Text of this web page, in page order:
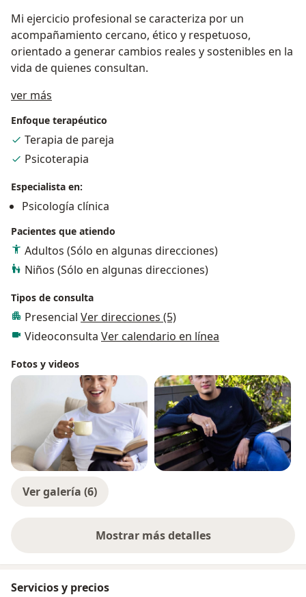
Mi ejercicio profesional se caracteriza por un
acompañamiento cercano, ético y respetuoso,
orientado a generar cambios reales y sostenibles en la
vida de quienes consultan.
ver más
Enfoque terapéutico
Terapia de pareja
Psicoterapia
Especialista en:
Psicología clínica
Pacientes que atiendo
Adultos (Sólo en algunas direcciones)
Niños (Sólo en algunas direcciones)
Tipos de consulta
Presencial Ver direcciones (5)
Videoconsulta Ver calendario en línea
Fotos y videos
Ver galería (6)
Mostrar más detalles
sobre la experiencia
Servicios y precios